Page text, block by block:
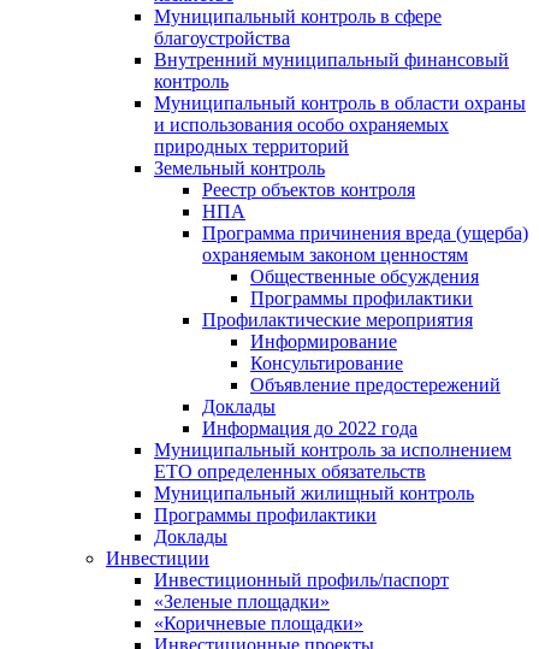
Муниципальный контроль в сфере
благоустройства
Внутренний муниципальный финансовый
контроль
Муниципальный контроль в области охраны
и использования особо охраняемых
природных территорий
Земельный контроль
Реестр объектов контроля
НПА
Программа причинения вреда (ущерба)
охраняемым законом ценностям
Общественные обсуждения
Программы профилактики
Профилактические мероприятия
Информирование
Консультирование
Объявление предостережений
Доклады
Информация до 2022 года
Муниципальный контроль за исполнением
ЕТО определенных обязательств
Муниципальный жилищный контроль
Программы профилактики
Доклады
Инвестиции
Инвестиционный профиль/паспорт
«Зеленые площадки»
«Коричневые площадки»
Инвестиционные проекты